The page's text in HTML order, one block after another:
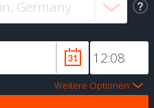
Weitere Optionen